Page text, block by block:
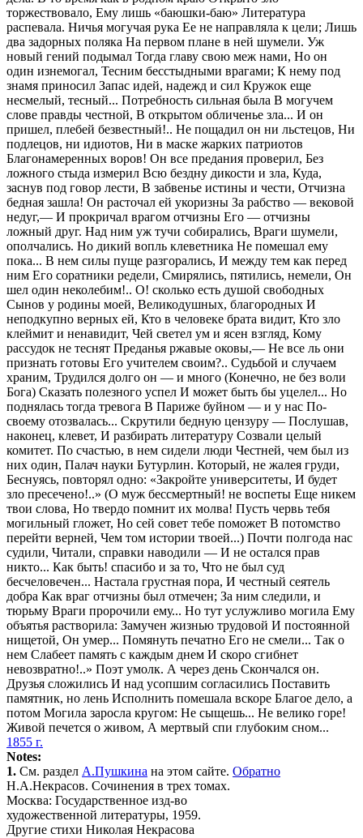
торжествовало, Ему лишь «баюшки-баю» Литература
распевала. Ничья могучая рука Ее не направляла к цели; Лишь
два задорных поляка На первом плане в ней шумели. Уж
новый гений подымал Тогда главу свою меж нами, Но он
один изнемогал, Тесним бесстыдными врагами; К нему под
знамя приносил Запас идей, надежд и сил Кружок еще
несмелый, тесный... Потребность сильная была В могучем
слове правды честной, В открытом обличенье зла... И он
пришел, плебей безвестный!.. Не пощадил он ни льстецов, Ни
подлецов, ни идиотов, Ни в маске жарких патриотов
Благонамеренных воров! Он все предания проверил, Без
ложного стыда измерил Всю бездну дикости и зла, Куда,
заснув под говор лести, В забвенье истины и чести, Отчизна
бедная зашла! Он расточал ей укоризны За рабство — вековой
недуг,— И прокричал врагом отчизны Его — отчизны
ложный друг. Над ним уж тучи собирались, Враги шумели,
ополчались. Но дикий вопль клеветника Не помешал ему
пока... В нем силы пуще разгорались, И между тем как перед
ним Его соратники редели, Смирялись, пятились, немели, Он
шел один неколебим!.. О! сколько есть душой свободных
Сынов у родины моей, Великодушных, благородных И
неподкупно верных ей, Кто в человеке брата видит, Кто зло
клеймит и ненавидит, Чей светел ум и ясен взгляд, Кому
рассудок не теснят Преданья ржавые оковы,— Не все ль они
признать готовы Его учителем своим?.. Судьбой и случаем
храним, Трудился долго он — и много (Конечно, не без воли
Бога) Сказать полезного успел И может быть бы уцелел... Но
поднялась тогда тревога В Париже буйном — и у нас По-
своему отозвалась... Скрутили бедную цензуру — Послушав,
наконец, клевет, И разбирать литературу Созвали целый
комитет. По счастью, в нем сидели люди Честней, чем был из
них один, Палач науки Бутурлин. Который, не жалея груди,
Беснуясь, повторял одно: «Закройте университеты, И будет
зло пресечено!..» (О муж бессмертный! не воспеты Еще никем
твои слова, Но твердо помнит их молва! Пусть червь тебя
могильный гложет, Но сей совет тебе поможет В потомство
перейти верней, Чем том истории твоей...) Почти полгода нас
судили, Читали, справки наводили — И не остался прав
никто... Как быть! спасибо и за то, Что не был суд
бесчеловечен... Настала грустная пора, И честный сеятель
добра Как враг отчизны был отмечен; За ним следили, и
тюрьму Враги пророчили ему... Но тут услужливо могила Ему
объятья растворила: Замучен жизнью трудовой И постоянной
нищетой, Он умер... Помянуть печатно Его не смели... Так о
нем Слабеет память с каждым днем И скоро сгибнет
невозвратно!..» Поэт умолк. А через день Скончался он.
Друзья сложились И над усопшим согласились Поставить
памятник, но лень Исполнить помешала вскоре Благое дело, а
потом Могила заросла кругом: Не сыщешь... Не велико горе!
Живой печется о живом, А мертвый спи глубоким сном...
1855 г.
Notes:
1. См. раздел А.Пушкина на этом сайте. Обратно
Н.А.Некрасов. Сочинения в трех томах.
Москва: Государственное изд-во
художественной литературы, 1959.
Другие стихи Николая Некрасова